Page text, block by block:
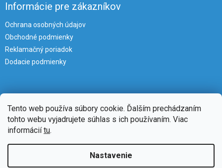
Tento web používa súbory cookie. Ďalším prechádzaním
tohto webu vyjadrujete súhlas s ich používaním. Viac
informáciítu.
Nastavenie
Informácie pre zákazníkov
Ochrana osobných údajov
Obchodné podmienky
Reklamačný poriadok
Dodacie podmienky